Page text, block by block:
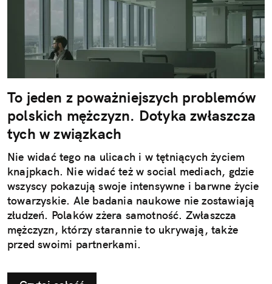
To jeden z poważniejszych problemów
polskich mężczyzn. Dotyka zwłaszcza
tych w związkach
Nie widać tego na ulicach i w tętniących życiem
knajpkach. Nie widać też w social mediach, gdzie
wszyscy pokazują swoje intensywne i barwne życie
towarzyskie. Ale badania naukowe nie zostawiają
złudzeń. Polaków zżera samotność. Zwłaszcza
mężczyzn, którzy starannie to ukrywają, także
przed swoimi partnerkami.